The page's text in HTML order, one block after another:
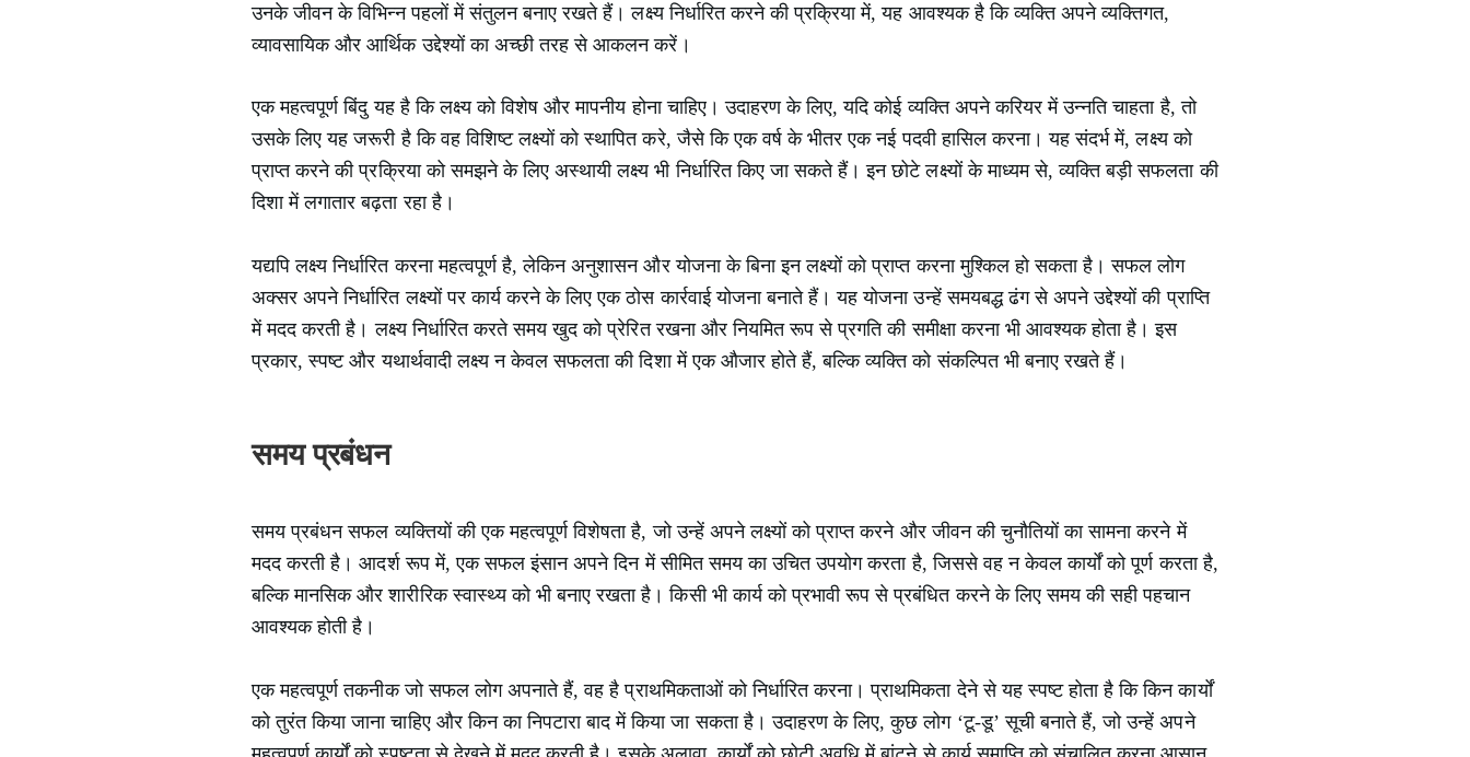
उनके जीवन के विभिन्न पहलों में संतुलन बनाए रखते हैं। लक्ष्य निर्धारित करने की प्रक्रिया में, यह आवश्यक है कि व्यक्ति अपने व्यक्तिगत,
व्यावसायिक और आर्थिक उद्देश्यों का अच्छी तरह से आकलन करें।
एक महत्वपूर्ण बिंदु यह है कि लक्ष्य को विशेष और मापनीय होना चाहिए। उदाहरण के लिए, यदि कोई व्यक्ति अपने करियर में उन्नति चाहता है, तो
उसके लिए यह जरूरी है कि वह विशिष्ट लक्ष्यों को स्थापित करे, जैसे कि एक वर्ष के भीतर एक नई पदवी हासिल करना। यह संदर्भ में, लक्ष्य को
प्राप्त करने की प्रक्रिया को समझने के लिए अस्थायी लक्ष्य भी निर्धारित किए जा सकते हैं। इन छोटे लक्ष्यों के माध्यम से, व्यक्ति बड़ी सफलता की
दिशा में लगातार बढ़ता रहा है।
यद्यपि लक्ष्य निर्धारित करना महत्वपूर्ण है, लेकिन अनुशासन और योजना के बिना इन लक्ष्यों को प्राप्त करना मुश्किल हो सकता है। सफल लोग
अक्सर अपने निर्धारित लक्ष्यों पर कार्य करने के लिए एक ठोस कार्रवाई योजना बनाते हैं। यह योजना उन्हें समयबद्ध ढंग से अपने उद्देश्यों की प्राप्ति
में मदद करती है। लक्ष्य निर्धारित करते समय खुद को प्रेरित रखना और नियमित रूप से प्रगति की समीक्षा करना भी आवश्यक होता है। इस
प्रकार, स्पष्ट और यथार्थवादी लक्ष्य न केवल सफलता की दिशा में एक औजार होते हैं, बल्कि व्यक्ति को संकल्पित भी बनाए रखते हैं।
समय प्रबंधन
समय प्रबंधन सफल व्यक्तियों की एक महत्वपूर्ण विशेषता है, जो उन्हें अपने लक्ष्यों को प्राप्त करने और जीवन की चुनौतियों का सामना करने में
मदद करती है। आदर्श रूप में, एक सफल इंसान अपने दिन में सीमित समय का उचित उपयोग करता है, जिससे वह न केवल कार्यों को पूर्ण करता है,
बल्कि मानसिक और शारीरिक स्वास्थ्य को भी बनाए रखता है। किसी भी कार्य को प्रभावी रूप से प्रबंधित करने के लिए समय की सही पहचान
आवश्यक होती है।
एक महत्वपूर्ण तकनीक जो सफल लोग अपनाते हैं, वह है प्राथमिकताओं को निर्धारित करना। प्राथमिकता देने से यह स्पष्ट होता है कि किन कार्यों
को तुरंत किया जाना चाहिए और किन का निपटारा बाद में किया जा सकता है। उदाहरण के लिए, कुछ लोग ‘टू-डू’ सूची बनाते हैं, जो उन्हें अपने